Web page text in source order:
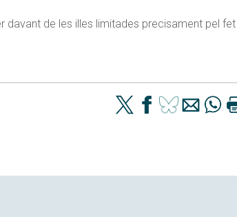
davant de les illes limitades precisament pel fet